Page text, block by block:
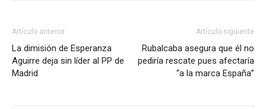
Artículo anterior
La dimisión de Esperanza
Aguirre deja sin líder al PP de
Madrid
Artículo siguiente
Rubalcaba asegura que él no
pediría rescate pues afectaría
“a la marca España”